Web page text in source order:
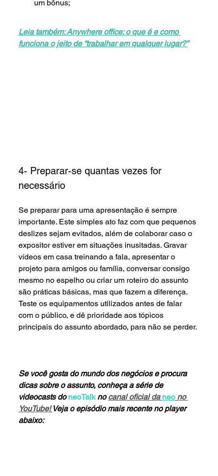
um bônus;
Leia também: Anywhere office: o que é e como
funciona o jeito de “trabalhar em qualquer lugar?”
4- Preparar-se quantas vezes for
necessário
Se preparar para uma apresentação é sempre
importante. Este simples ato faz com que pequenos
deslizes sejam evitados, além de colaborar caso o
expositor estiver em situações inusitadas. Gravar
vídeos em casa treinando a fala, apresentar o
projeto para amigos ou família, conversar consigo
mesmo no espelho ou criar um roteiro do assunto
são práticas básicas, mas que fazem a diferença.
Teste os equipamentos utilizados antes de falar
com o público, e dê prioridade aos tópicos
principais do assunto abordado, para não se perder.
Se você gosta do mundo dos negócios e procura
dicas sobre o assunto, conheça a série de
videocasts do neoTalk no canal oficial da neo no
YouTube!Veja o episódio mais recente no player
abaixo: